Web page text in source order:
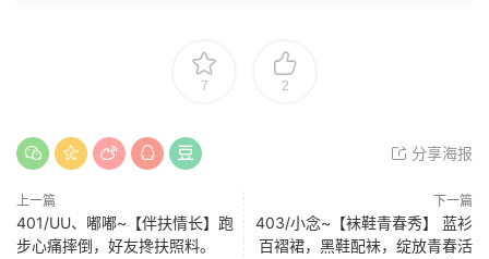
7 2
分享海报
上一篇
401/UU、嘟嘟~【伴扶情长】跑
步心痛摔倒，好友搀扶照料。
下一篇
403/小念~【袜鞋青春秀】 蓝衫
百褶裙，黑鞋配袜，绽放青春活